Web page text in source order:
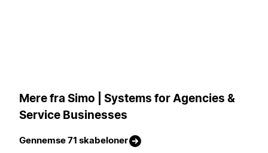
Mere fra Simo | Systems for Agencies &
Service Businesses
Gennemse 71 skabeloner